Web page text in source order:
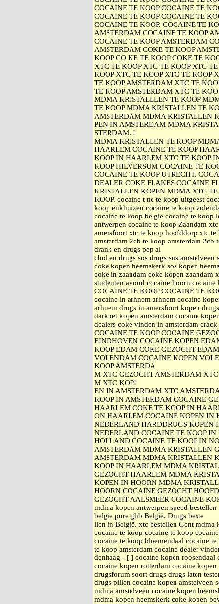
COCAINE TE KOOP COCAINE TE
COCAINE TE KOOP COCAINE TE
COCAINE TE KOOP. COCAINE TE
AMSTERDAM COCAINE TE KOOP
COCAINE TE KOOP AMSTERDAM
AMSTERDAM COKE TE KOOP
KOOP CO KE TE KOOP COKE TE
XTC TE KOOP XTC TE KOOP XTC
KOOP XTC TE KOOP XTC TE KOOP
TE KOOP AMSTERDAM XTC TE
TE KOOP AMSTERDAM XTC TE
MDMA KRISTALLLEN TE KOOP
TE KOOP MDMA KRISTALLEN TE
AMSTERDAM MDMA KRISTALLEN
PEN IN AMSTERDAM MDMA
STERDAM. !
MDMA KRISTALLEN TE KOOP
HAARLEM COCAINE TE KOOP
KOOP IN HAARLEM XTC TE KOOP
KOOP HILVERSUM COCAINE TE
COCAINE TE KOOP UTRECHT.
DEALER COKE FLAKES COCAINE
KRISTALLEN KOPEN MDMA XTC
KOOP. cocaine t ne te koop uitgeest
koop enkhuizen cocaine te koop
cocaine te koop belgie cocaine te koop
antwerpen cocaine te koop Zaandam
amersfoort xtc te koop hoofddorp xtc te
amsterdam 2cb te koop amsterdam 2cb
drank en drugs pep al
chol en drugs sos drugs sos amstelveen
coke kopen heemskerk sos kopen
coke in zaandam coke kopen zaandam
studenten avond cocaine hoorn
COCAINE TE KOOP COCAINE TE
cocaine in arhnem arhnem cocaine
arhnem drugs in amersfoort kopen
darknet kopen amsterdam cocaine
dealers coke vinden in amsterdam
COCAINE TE KOOP COCAINE
EINDHOVEN COCAINE KOPEN
KOOP EDAM COKE GEZOCHT
VOLENDAM COCAINE KOPEN
KOOP AMSTERDA
M XTC GEZOCHT AMSTERDAM
M XTC KOP!
EN IN AMSTERDAM XTC
KOOP IN AMSTERDAM COCAINE
HAARLEM COKE TE KOOP IN
ON HAARLEM COCAINE KOPEN IN
NEDERLAND HARDDRUGS KOPEN
NEDERLAND COCAINE TE KOOP
HOLLAND COCAINE TE KOOP IN
AMSTERDAM MDMA KRISTALLEN
AMSTERDAM MDMA KRISTALLEN
KOOP IN HAARLEM MDMA
GEZOCHT HAARLEM MDMA
KOPEN IN HOORN MDMA
HOORN COCAINE GEZOCHT
GEZOCHT AALSMEER COCAINE
mdma kopen antwerpen speed
belgie pure ghb België. Drugs beste
llen in België. xtc bestellen Gent mdma
cocaine te koop cocaine te koop
cocaine te koop bloemendaal cocaine
te koop amsterdam cocaine dealer
denhaag - [ ] cocaine kopen
cocaine kopen rotterdam cocaine
drugsforum soort drugs drugs laten
drugs pillen cocaine kopen amstelveen
mdma amstelveen cocaine kopen
mdma kopen heemskerk coke kopen